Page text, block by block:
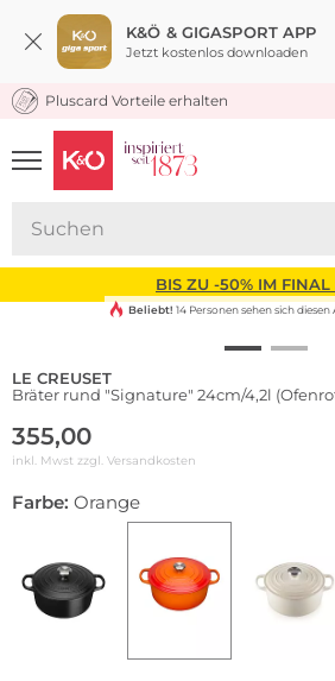
K&Ö & GIGASPORT APP
Jetzt kostenlos downloaden
KOSTENLOSER VERSAND* &
Pluscard Vorteile erhalten
UNSERE APP
CLICK &
BIS ZU -50% IM FINAL
Beliebt! 14 Personen sehen sich
LE CREUSET
Bräter rund "Signature" 24cm/4,2l
355,00
inkl. Mwst zzgl. Versandkosten
Farbe: Orange